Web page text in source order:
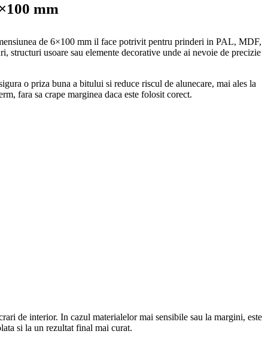
mm
de 6×100 mm il face potrivit pentru prinderi in PAL, MDF,
usoare sau elemente decorative unde ai nevoie de precizie
o priza buna a bitului si reduce riscul de alunecare, mai ales la
fara sa crape marginea daca este folosit corect.
de interior. In cazul materialelor mai sensibile sau la margini, este
si la un rezultat final mai curat.